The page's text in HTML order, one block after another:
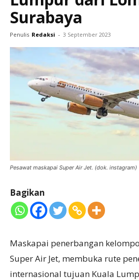
Surabaya
Penulis Redaksi - 3 September 2023
Pesawat maskapai Super Air Jet. (dok. instagram)
Bagikan
Maskapai penerbangan
Super Air Jet, membuka rute
internasional tujuan Kuala